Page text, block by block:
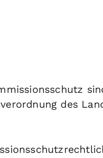
des